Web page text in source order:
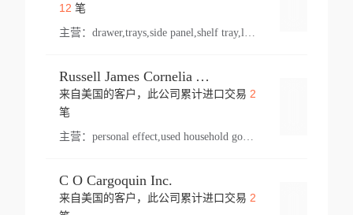
12 笔
主营：
Russell James Cornelia Arlington Va
来自美国的客户，此公司累计进口交易 2
笔
主营： personal effect,used household goods
C O Cargoquin Inc.
来自美国的客户，此公司累计进口交易 2